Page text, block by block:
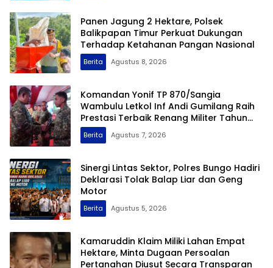
Panen Jagung 2 Hektare, Polsek
Balikpapan Timur Perkuat Dukungan
Terhadap Ketahanan Pangan Nasional
Berita Agustus 8, 2026
Komandan Yonif TP 870/Sangia
Wambulu Letkol Inf Andi Gumilang Raih
Prestasi Terbaik Renang Militer Tahun
2026
Berita Agustus 7, 2026
Sinergi Lintas Sektor, Polres Bungo Hadiri
Deklarasi Tolak Balap Liar dan Geng
Motor
Berita Agustus 5, 2026
Kamaruddin Klaim Miliki Lahan Empat
Hektare, Minta Dugaan Persoalan
Pertanahan Diusut Secara Transparan